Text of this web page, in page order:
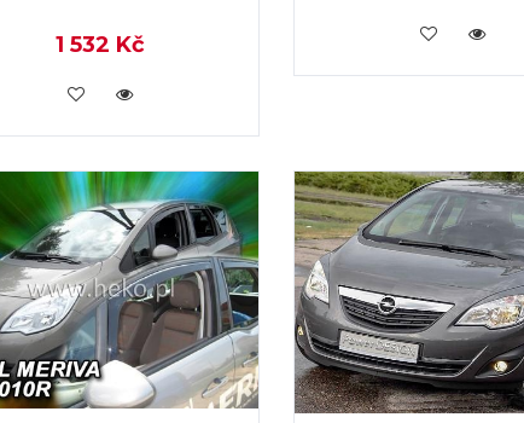
1 532 Kč
KOUPIT
KOUPIT